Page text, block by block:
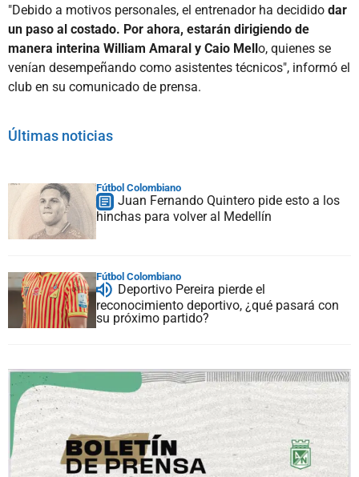
"Debido a motivos personales, el entrenador ha decidido dar
un paso al costado. Por ahora, estarán dirigiendo de
manera interina William Amaral y Caio Mello, quienes se
venían desempeñando como asistentes técnicos", informó el
club en su comunicado de prensa.
Últimas noticias
Fútbol Colombiano
Juan Fernando Quintero pide esto a los
hinchas para volver al Medellín
Fútbol Colombiano
Deportivo Pereira pierde el
reconocimiento deportivo, ¿qué pasará con
su próximo partido?